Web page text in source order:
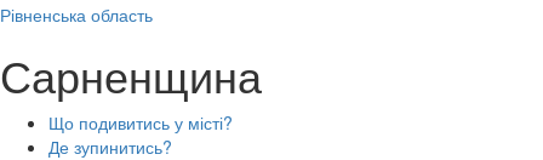
Рівненська область
Сарненщина
Що подивитись у місті?
Де зупинитись?